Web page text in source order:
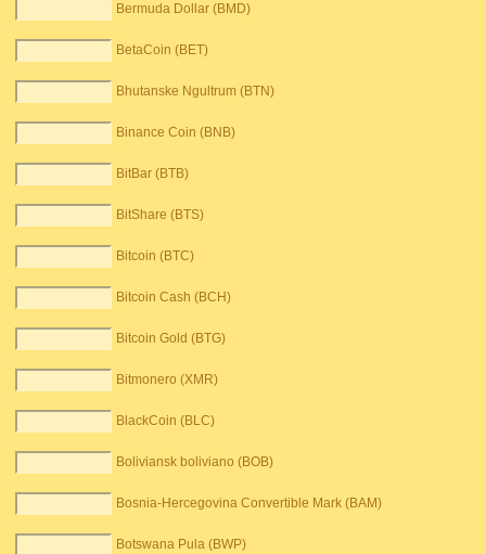
Bermuda Dollar (BMD)
BetaCoin (BET)
Bhutanske Ngultrum (BTN)
Binance Coin (BNB)
BitBar (BTB)
BitShare (BTS)
Bitcoin (BTC)
Bitcoin Cash (BCH)
Bitcoin Gold (BTG)
Bitmonero (XMR)
BlackCoin (BLC)
Boliviansk boliviano (BOB)
Bosnia-Hercegovina Convertible Mark (BAM)
Botswana Pula (BWP)